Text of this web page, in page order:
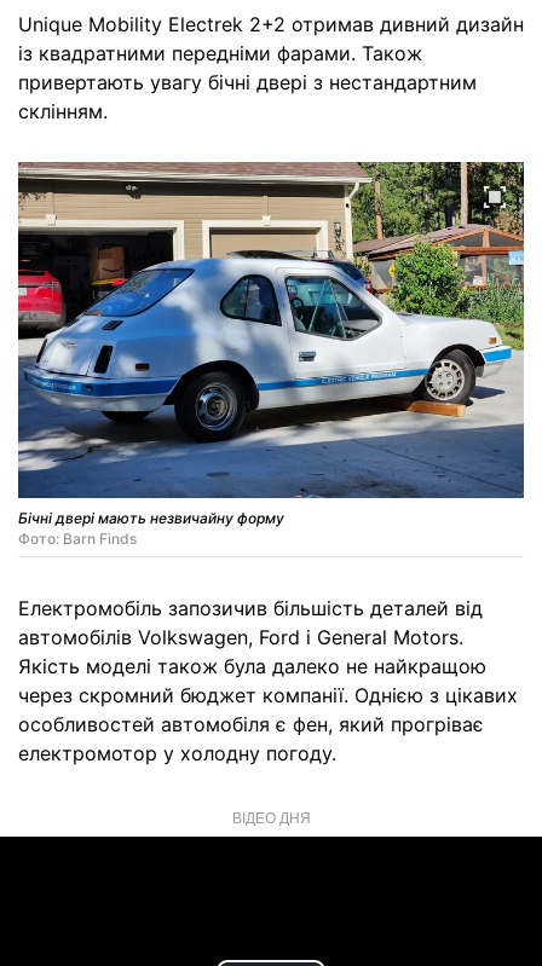
Unique Mobility Electrek 2+2 отримав дивний дизайн
із квадратними передніми фарами. Також
привертають увагу бічні двері з нестандартним
склінням.
Бічні двері мають незвичайну форму
Фото: Barn Finds
Електромобіль запозичив більшість деталей від
автомобілів Volkswagen, Ford і General Motors.
Якість моделі також була далеко не найкращою
через скромний бюджет компанії. Однією з цікавих
особливостей автомобіля є фен, який прогріває
електромотор у холодну погоду.
ВІДЕО ДНЯ